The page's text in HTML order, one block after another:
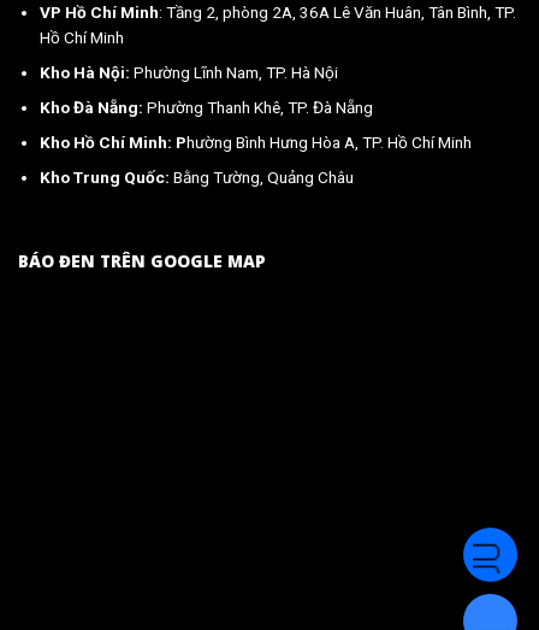
VP Hồ Chí Minh: Tầng 2, phòng 2A, 36A Lê Văn Huân, Tân Bình, TP.
Hồ Chí Minh
Kho Hà Nội: Phường Lĩnh Nam, TP. Hà Nội
Kho Đà Nẵng: Phường Thanh Khê, TP. Đà Nẵng
Kho Hồ Chí Minh: Phường Bình Hưng Hòa A, TP. Hồ Chí Minh
Kho Trung Quốc: Bằng Tường, Quảng Châu
BÁO ĐEN TRÊN GOOGLE MAP